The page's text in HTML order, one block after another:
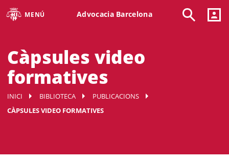
MENÚ Advocacia Barcelona
Càpsules video
formatives
INICI BIBLIOTECA
PUBLICACIONS
CÀPSULES VIDEO FORMATIVES